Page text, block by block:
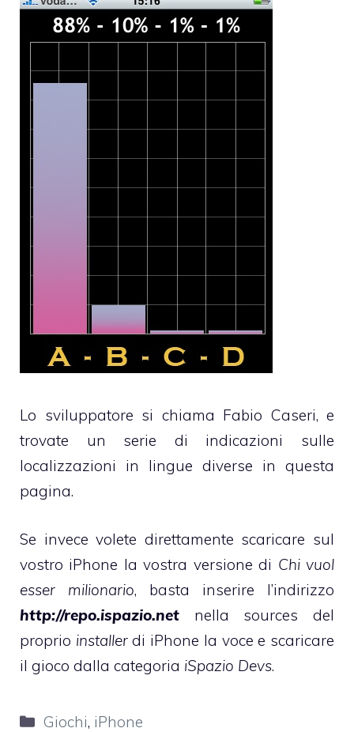
Lo sviluppatore si chiama Fabio Caseri, e
trovate un serie di indicazioni sulle
localizzazioni in lingue diverse in questa
pagina.
Se invece volete direttamente scaricare sul
vostro iPhone la vostra versione di Chi vuol
esser milionario, basta inserire l’indirizzo
http://repo.ispazio.net nella sources del
proprio installerdi iPhone la voce e scaricare
il gioco dalla categoria iSpazio Devs.
Categorie
Giochi, iPhone